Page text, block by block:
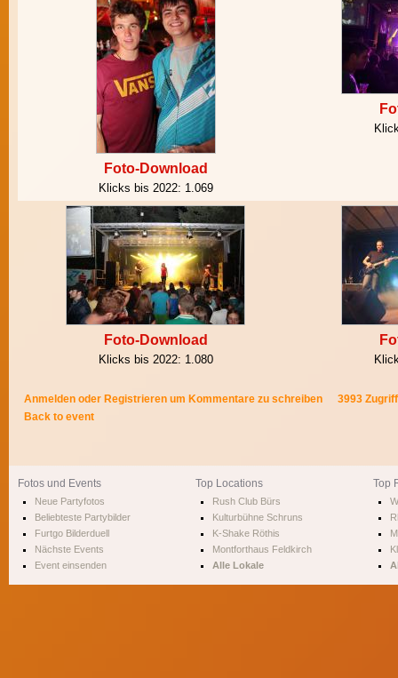
Foto-Download
Klicks bis 2022: 1.069
Foto-Download
Klicks bis 2022: 1.080
Anmeldenoder Registrierenum Kommentare zu schreiben
3993
Back to event
Fotos und Events
Neue Partyfotos
Beliebteste Partybilder
Furtgo Bilderduell
Nächste Events
Event einsenden
Top Locations
Rush Club Bürs
Kulturbühne Schruns
K-Shake Röthis
Montforthaus Feldkirch
Alle Lokale
Top